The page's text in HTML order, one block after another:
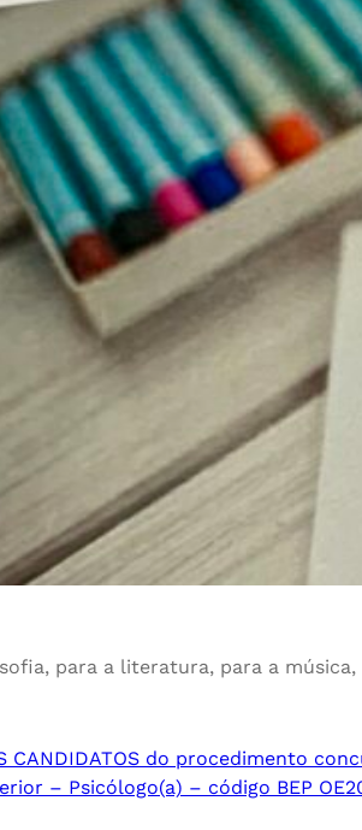
para a literatura, para a
CANDIDATOS do procedimento
– Psicólogo(a) – código BEP